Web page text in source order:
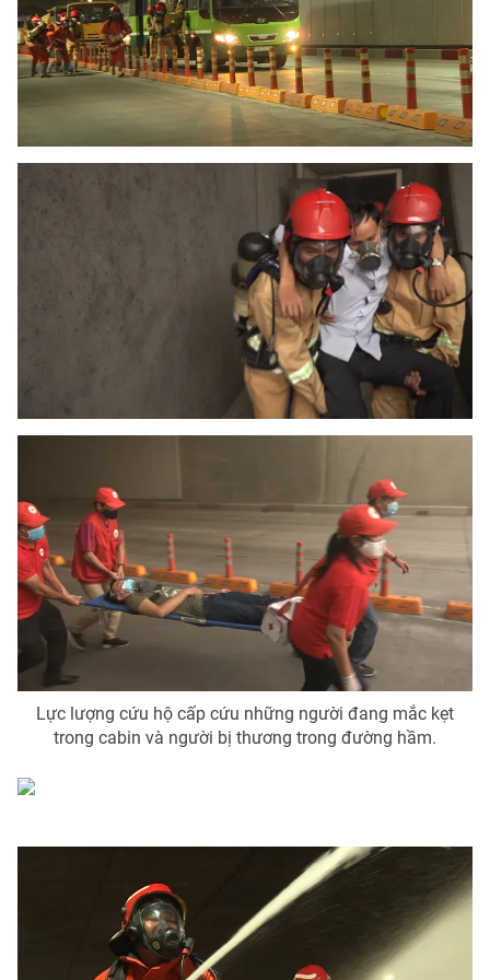
Ðiện thoại Thời báo VTV:024.66 897 897
Email:toasoan@vtv.vn
Liên hệ quảng cáo:024-7300.7108
® Cấm sao chép dưới mọi hình thức nếu không có sự chấp
thuận bằng văn bản. Ghi rõ nguồn VTV.vn khi phát hành lại
thông tin từ website này.
Lực lượng cứu hộ cấp cứu những người đang mắc kẹt
trong cabin và người bị thương trong đường hầm.